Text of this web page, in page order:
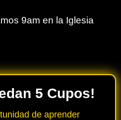
9am en la Iglesia
5 Cupos!
de aprender